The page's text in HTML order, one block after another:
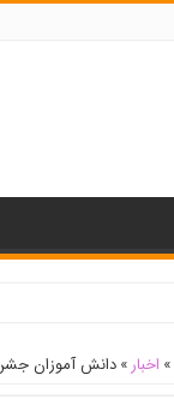
» اخبار » دانش آموزان جشن عید غدیر را